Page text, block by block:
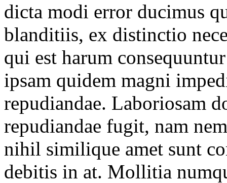
dicta modi error ducimus
blanditiis, ex distinctio
qui est harum
ipsam quidem magni
repudiandae. Laboriosam
repudiandae fugit, nam
nihil similique amet sunt
debitis in at. Mollitia